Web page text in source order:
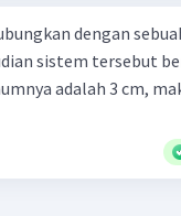
dengan
sistem tersebut
adalah 3 cm,